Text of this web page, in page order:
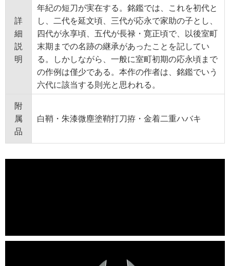
詳
細
説
明
年紀の短刀が実在する。銘鑑では、これを初代と
し、二代を延文頃、三代が応永で家助の子とし、
四代が永享頃、五代が長禄・寛正頃で、以後室町
末期までの名跡の継承があったことを記してい
る。しかしながら、一般に室町初期の応永頃まで
の作例は僅少である。本作の作者は、銘鑑でいう
六代に該当する則光と思われる。
附
属
品
白鞘・朱漆微塵塗鞘打刀拵・金着二重ハバキ